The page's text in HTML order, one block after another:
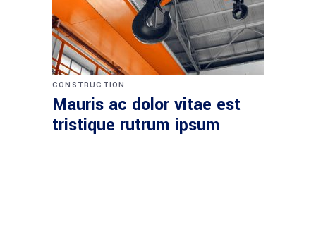
CONSTRUCTION
Mauris ac dolor vitae est
tristique rutrum ipsum